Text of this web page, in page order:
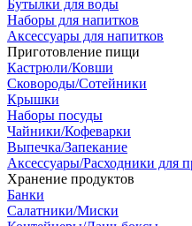
Бутылки для воды
Наборы для напитков
Аксессуары для напитков
Приготовление пищи
Кастрюли/Ковши
Сковороды/Сотейники
Крышки
Наборы посуды
Чайники/Кофеварки
Выпечка/Запекание
Аксессуары/Расходники для
Хранение продуктов
Банки
Салатники/Миски